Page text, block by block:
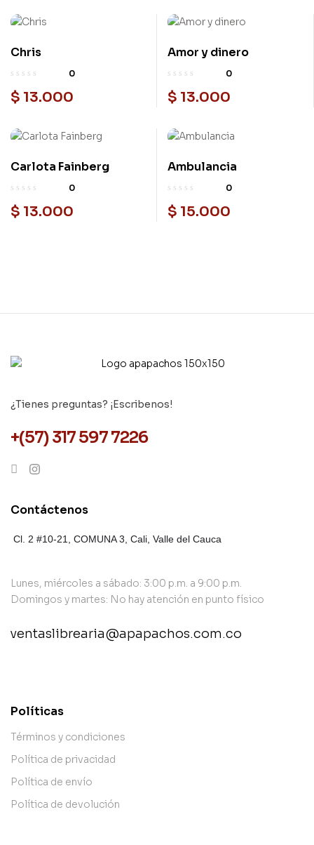
Chris
0
$ 13.000
Amor y dinero
0
$ 13.000
Carlota Fainberg
0
$ 13.000
Ambulancia
0
$ 15.000
¿Tienes preguntas? ¡Escribenos!
+(57) 317 597 7226
Contáctenos
Cl. 2 #10-21, COMUNA 3, Cali, Valle del Cauca
Lunes, miércoles a sábado: 3:00 p.m. a 9:00 p.m.
Domingos y martes: No hay atención en punto físico
ventaslibrearia@apapachos.com.co
Políticas
Términos y condiciones
Política de privacidad
Política de envío
Política de devolución